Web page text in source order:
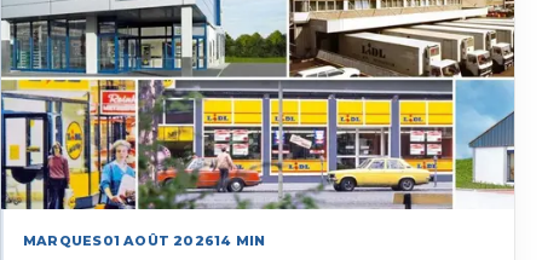
MARQUES01 AOÛT 202614 MIN